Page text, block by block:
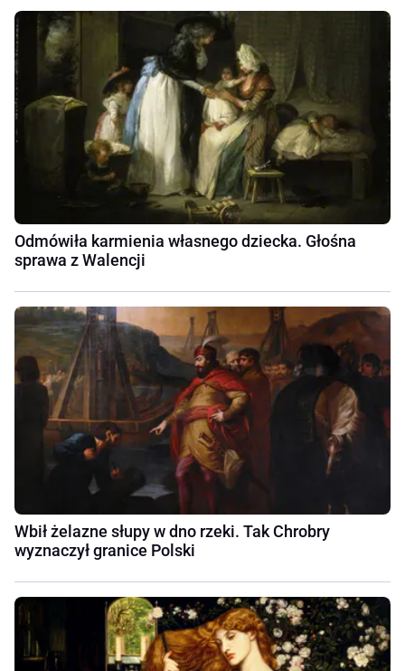
Odmówiła karmienia własnego dziecka. Głośna
sprawa z Walencji
Wbił żelazne słupy w dno rzeki. Tak Chrobry
wyznaczył granice Polski